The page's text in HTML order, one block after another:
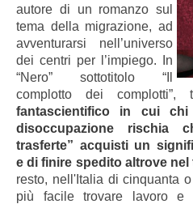
autore di un romanzo sul
tema della migrazione, ad
avventurarsi nell’universo
dei centri per l’impiego. In
“Nero” sottotitolo “Il
complotto dei complotti”,
fantascientifico in cui
disoccupazione rischia
trasferte” acquisti un
e di finire spedito altrove
resto, nell'Italia di cinquanta
più facile trovare lavoro e